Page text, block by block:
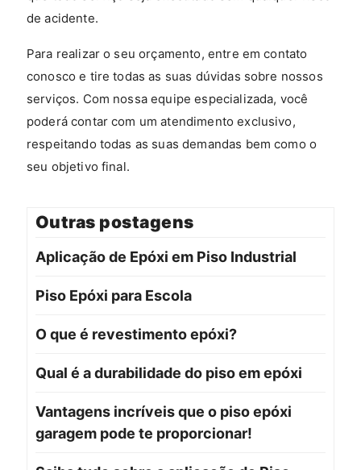
de acidente.
Para realizar o seu orçamento, entre em contato
conosco e tire todas as suas dúvidas sobre nossos
serviços. Com nossa equipe especializada, você
poderá contar com um atendimento exclusivo,
respeitando todas as suas demandas bem como o
seu objetivo final.
Outras postagens
Aplicação de Epóxi em Piso Industrial
Piso Epóxi para Escola
O que é revestimento epóxi?
Qual é a durabilidade do piso em epóxi
Vantagens incríveis que o piso epóxi
garagem pode te proporcionar!